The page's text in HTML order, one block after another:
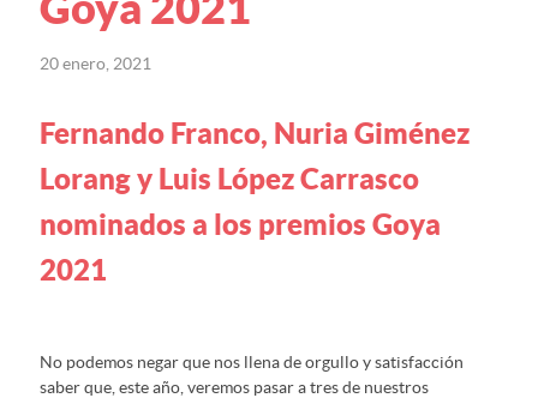
20 enero, 2021
Fernando Franco, Nuria Giménez
Lorang y Luis López Carrasco
nominados a los premios Goya
2021
No podemos negar que nos llena de orgullo y satisfacción
saber que, este año, veremos pasar a tres de nuestros